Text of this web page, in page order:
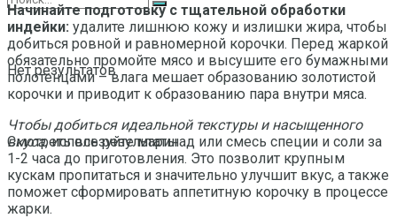
Нет результатов
Смотреть все результаты
Начинайте подготовку с тщательной обработки
индейки: удалите лишнюю кожу и излишки жира, чтобы
добиться ровной и равномерной корочки. Перед жаркой
обязательно промойте мясо и высушите его бумажными
полотенцами – влага мешает образованию золотистой
корочки и приводит к образованию пара внутри мяса.
Чтобы добиться идеальной текстуры и насыщенного
вкуса, используйте маринад или смесь специи и соли за
1-2 часа до приготовления. Это позволит крупным
кускам пропитаться и значительно улучшит вкус, а также
поможет сформировать аппетитную корочку в процессе
жарки.